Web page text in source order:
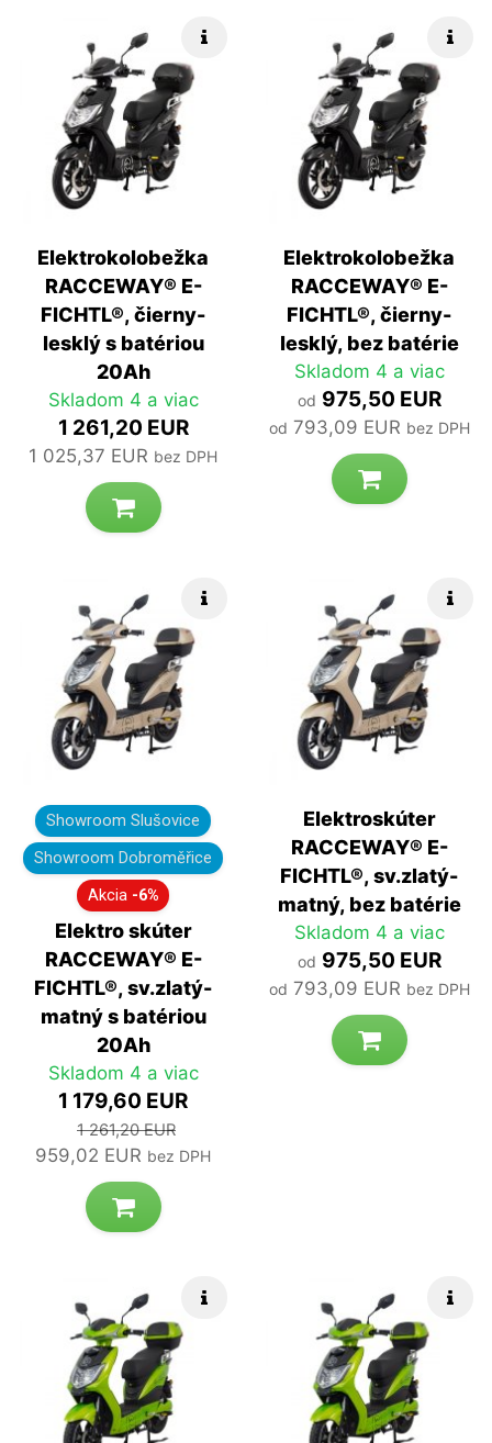
Elektrokolobežka
RACCEWAY® E-
FICHTL®, čierny-
lesklý s batériou
20Ah
Skladom 4 a viac
1 261,20 EUR
1 025,37 EUR bez DPH
Elektrokolobežka
RACCEWAY® E-
FICHTL®, čierny-
lesklý, bez batérie
Skladom 4 a viac
od 975,50 EUR
od 793,09 EUR bez DPH
Showroom Slušovice
Showroom Dobroměřice
Akcia -6%
Elektro skúter
RACCEWAY® E-
FICHTL®, sv.zlatý-
matný s batériou
20Ah
Skladom 4 a viac
1 179,60 EUR
1 261,20 EUR
959,02 EUR bez DPH
Elektroskúter
RACCEWAY® E-
FICHTL®, sv.zlatý-
matný, bez batérie
Skladom 4 a viac
od 975,50 EUR
od 793,09 EUR bez DPH